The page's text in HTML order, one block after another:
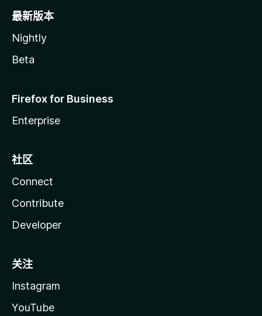
最新版本
Nightly
Beta
Firefox for Business
Enterprise
社区
Connect
Contribute
Developer
关注
Instagram
YouTube